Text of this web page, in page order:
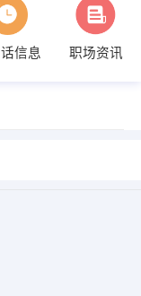
信息 职场资讯